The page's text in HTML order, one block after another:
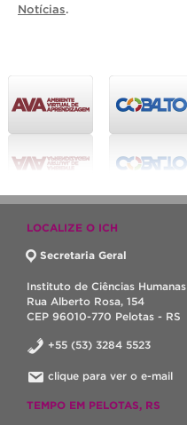
Notícias.
LOCALIZE O ICH
Secretaria Geral
Instituto de Ciências Humanas
Rua Alberto Rosa, 154
CEP 96010-770 Pelotas - RS
+55 (53) 3284 5523
clique para ver o e-mail
TEMPO EM PELOTAS, RS